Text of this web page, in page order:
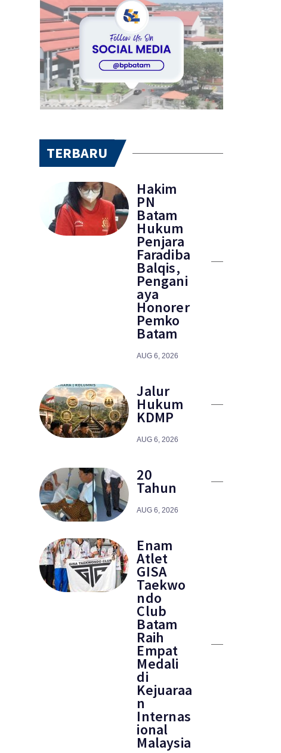
TERBARU
Hakim
PN
Batam
Hukum
Penjara
Faradiba
Balqis,
Pengani
aya
Honorer
Pemko
Batam
AUG 6, 2026
Jalur
Hukum
KDMP
AUG 6, 2026
20
Tahun
AUG 6, 2026
Enam
Atlet
GISA
Taekwo
ndo
Club
Batam
Raih
Empat
Medali
di
Kejuaraa
n
Internas
ional
Malaysia